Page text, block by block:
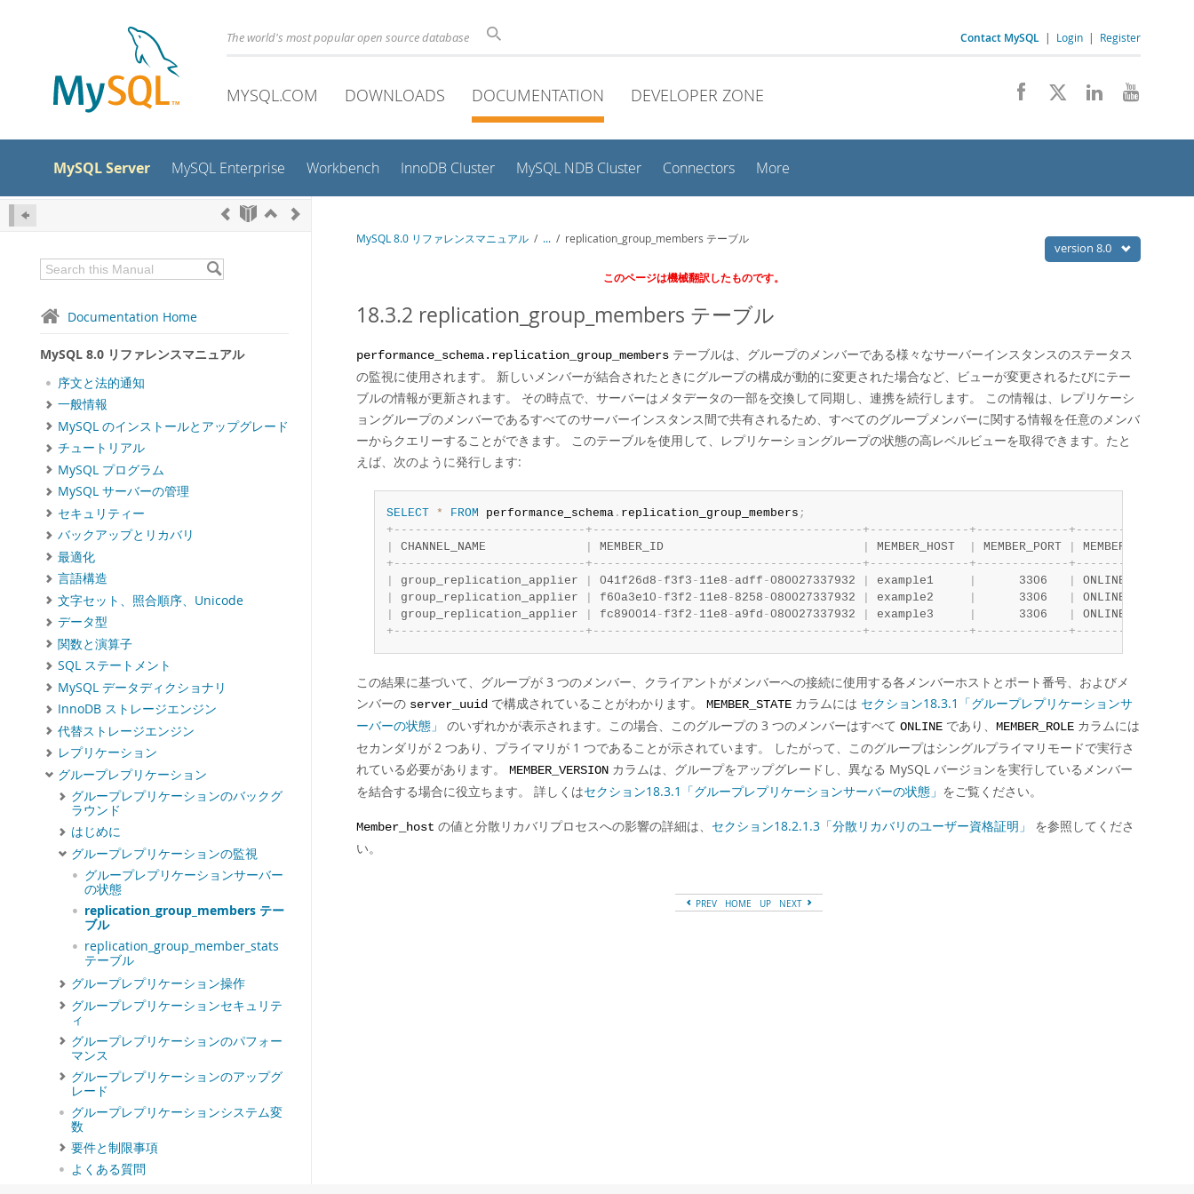
The world's most popular open source database Contact MySQL | Login | Register
MYSQL.COM DOWNLOADS DOCUMENTATION DEVELOPER ZONE
MySQL Server MySQL Enterprise Workbench InnoDB Cluster MySQL NDB Cluster Connectors More
Documentation Home
MySQL 8.0 リファレンスマニュアル
序文と法的通知
一般情報
MySQL のインストールとアップグレード
チュートリアル
MySQL プログラム
MySQL サーバーの管理
セキュリティー
バックアップとリカバリ
最適化
言語構造
文字セット、照合順序、Unicode
データ型
関数と演算子
SQL ステートメント
MySQL データディクショナリ
InnoDB ストレージエンジン
代替ストレージエンジン
レプリケーション
グループレプリケーション
グループレプリケーションのバックグ
ラウンド
はじめに
グループレプリケーションの監視
グループレプリケーションサーバー
の状態
replication_group_members テー
ブル
replication_group_member_stats
テーブル
グループレプリケーション操作
グループレプリケーションセキュリテ
ィ
グループレプリケーションのパフォー
マンス
グループレプリケーションのアップグ
レード
グループレプリケーションシステム変
数
要件と制限事項
よくある質問
version 8.0
MySQL 8.0 リファレンスマニュアル / ... / replication_group_members テーブル
このページは機械翻訳したものです。
18.3.2 replication_group_members テーブル
performance_schema.replication_group_members テーブルは、グループのメンバーである様々なサーバーインスタンスのステータス
の監視に使用されます。 新しいメンバーが結合されたときにグループの構成が動的に変更された場合など、ビューが変更されるたびにテー
ブルの情報が更新されます。 その時点で、サーバーはメタデータの一部を交換して同期し、連携を続行します。 この情報は、レプリケーシ
ョングループのメンバーであるすべてのサーバーインスタンス間で共有されるため、すべてのグループメンバーに関する情報を任意のメンバ
ーからクエリーすることができます。 このテーブルを使用して、レプリケーショングループの状態の高レベルビューを取得できます。たと
えば、次のように発行します:
SELECT * FROM performance_schema. replication_group_members ;
+ - - - - - - - - - - - - - - - - - - - - - - - - - - - + - - - - - - - - - - - - - - - - - - - - - - - - - - - - - - - - - - - - - - + - - - - - - - - - - - - - - + - - - - - - - - - - - - - + - - - - - - -
CHANNEL_NAME MEMBER_HOST MEMBER_PORT MEMBER_STATE
+ - - - - - - - - - - - - - - - - - - - - - - - - - - - + - - - - - - - - - - - - - - - - - - - - - - - - - - - - - - - - - - - - - - + - - - - - - - - - - - - - - + - - - - - - - - - - - - - + - - - - - - -
group_replication_applier 041f26d8 - f3f3 - 11e8 - adff -080027337932 example1
      3306
ONLINE
group_replication_applier f60a3e10 - f3f2 - 11e8 - 8258 -080027337932 example2
      3306
ONLINE
group_replication_applier fc890014 - f3f2 - 11e8 - a9fd -080027337932 example3
      3306
ONLINE
+ - - - - - - - - - - - - - - - - - - - - - - - - - - - + - - - - - - - - - - - - - - - - - - - - - - - - - - - - - - - - - - - - - - + - - - - - - - - - - - - - - + - - - - - - - - - - - - - + - - - - - - -
この結果に基づいて、グループが 3 つのメンバー、クライアントがメンバーへの接続に使用する各メンバーホストとポート番号、およびメ
ンバーの server_uuid で構成されていることがわかります。 MEMBER_STATE カラムには セクション18.3.1「グループレプリケーションサ
ーバーの状態」
のいずれかが表示されます。この場合、このグループの 3 つのメンバーはすべて ONLINE であり、 MEMBER_ROLE カラムには
セカンダリが 2 つあり、プライマリが 1 つであることが示されています。 したがって、このグループはシングルプライマリモードで実行さ
れている必要があります。
MEMBER_VERSION カラムは、グループをアップグレードし、異なる MySQL バージョンを実行しているメンバー
を結合する場合に役立ちます。 詳しくはセクション18.3.1「グループレプリケーションサーバーの状態」 をご覧ください。
Member_host の値と分散リカバリプロセスへの影響の詳細は、 セクション18.2.1.3「分散リカバリのユーザー資格証明」
を参照してくださ
い。
PREV HOME UP NEXT